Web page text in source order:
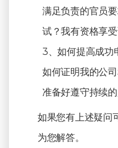
满足负责的官员
试？我有资格享
3、如何提高成功
如何证明我的公
准备好遵守持续
如果您有上述疑问
为您解答。